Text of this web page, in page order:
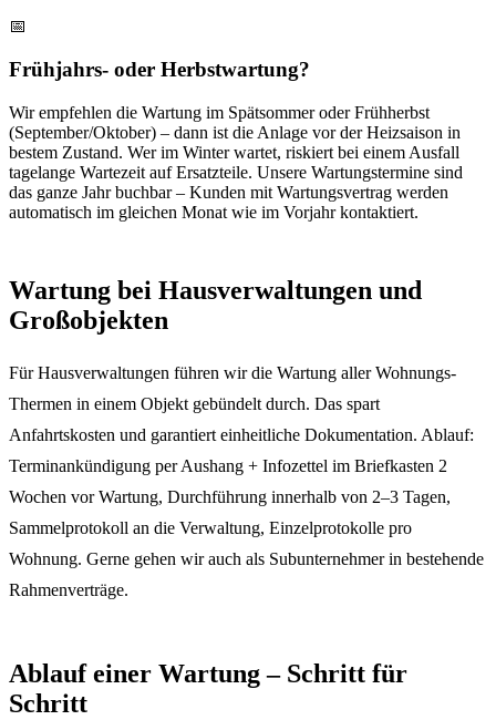
📅
Frühjahrs- oder Herbstwartung?
Wir empfehlen die Wartung im Spätsommer oder Frühherbst
(September/Oktober) – dann ist die Anlage vor der Heizsaison in
bestem Zustand. Wer im Winter wartet, riskiert bei einem Ausfall
tagelange Wartezeit auf Ersatzteile. Unsere Wartungstermine sind
das ganze Jahr buchbar – Kunden mit Wartungsvertrag werden
automatisch im gleichen Monat wie im Vorjahr kontaktiert.
Wartung bei Hausverwaltungen und
Großobjekten
Für Hausverwaltungen führen wir die Wartung aller Wohnungs-
Thermen in einem Objekt gebündelt durch. Das spart
Anfahrtskosten und garantiert einheitliche Dokumentation. Ablauf:
Terminankündigung per Aushang + Infozettel im Briefkasten 2
Wochen vor Wartung, Durchführung innerhalb von 2–3 Tagen,
Sammelprotokoll an die Verwaltung, Einzelprotokolle pro
Wohnung. Gerne gehen wir auch als Subunternehmer in bestehende
Rahmenverträge.
Ablauf einer Wartung – Schritt für
Schritt